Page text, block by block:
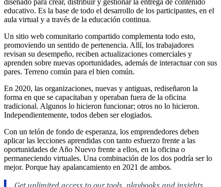
diseñado para crear, distribuir y gestionar la entrega de contenido
educativo. Es la base de todo el desarrollo de los participantes, en el
aula virtual y a través de la educación continua.
Un sitio web comunitario compartido complementa todo esto,
promoviendo un sentido de pertenencia. Allí, los trabajadores
revisan su desempeño, reciben actualizaciones comerciales y
aprenden sobre nuevas oportunidades, además de interactuar con sus
pares. Terreno común para el bien común.
En 2020, las organizaciones, nuevas y antiguas, rediseñaron la
forma en que se capacitaban y operaban fuera de la oficina
tradicional. Algunos lo hicieron funcionar; otros no lo hicieron.
Independientemente, todos deben ser elogiados.
Con un telón de fondo de esperanza, los emprendedores deben
aplicar las lecciones aprendidas con tanto esfuerzo frente a las
oportunidades de Año Nuevo frente a ellos, en la oficina o
permaneciendo virtuales. Una combinación de los dos podría ser lo
mejor. Porque hay apalancamiento en 2021 de ambos.